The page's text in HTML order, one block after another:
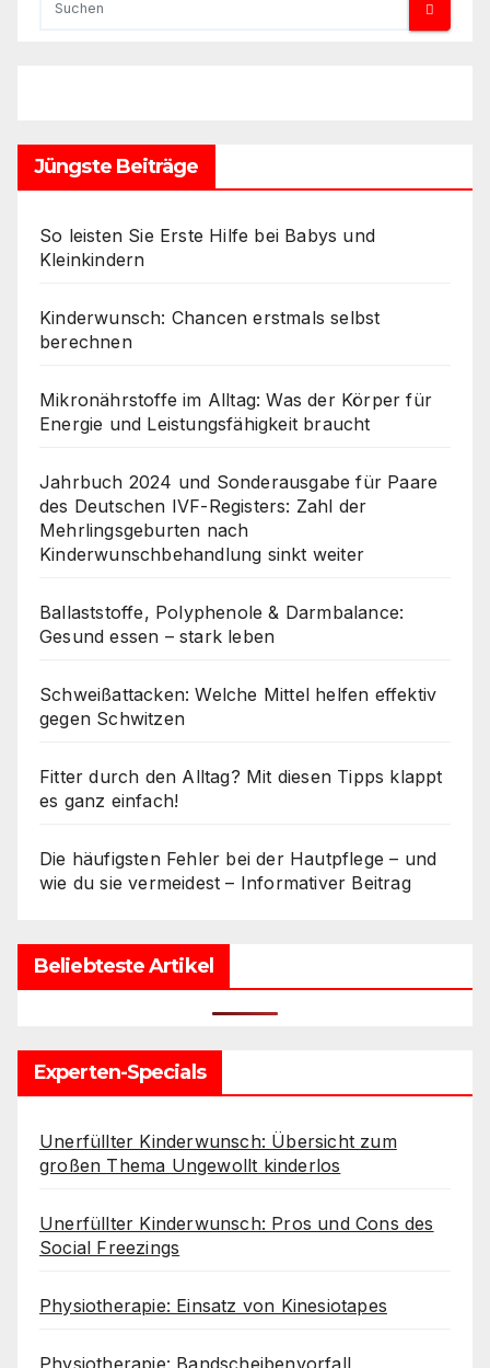
Jüngste Beiträge
So leisten Sie Erste Hilfe bei Babys und
Kleinkindern
Kinderwunsch: Chancen erstmals selbst
berechnen
Mikronährstoffe im Alltag: Was der Körper für
Energie und Leistungsfähigkeit braucht
Jahrbuch 2024 und Sonderausgabe für Paare
des Deutschen IVF-Registers: Zahl der
Mehrlingsgeburten nach
Kinderwunschbehandlung sinkt weiter
Ballaststoffe, Polyphenole & Darmbalance:
Gesund essen – stark leben
Schweißattacken: Welche Mittel helfen effektiv
gegen Schwitzen
Fitter durch den Alltag? Mit diesen Tipps klappt
es ganz einfach!
Die häufigsten Fehler bei der Hautpflege – und
wie du sie vermeidest – Informativer Beitrag
Beliebteste Artikel
Experten-Specials
Unerfüllter Kinderwunsch: Übersicht zum
großen Thema Ungewollt kinderlos
Unerfüllter Kinderwunsch: Pros und Cons des
Social Freezings
Physiotherapie: Einsatz von Kinesiotapes